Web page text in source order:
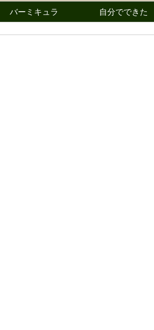
バーミキュラ 自分でできた